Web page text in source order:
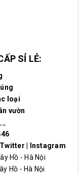
SỈ LẺ:
loại
vườn
Twitter
Instagram
Hồ - Hà Nội
Hồ - Hà Nội